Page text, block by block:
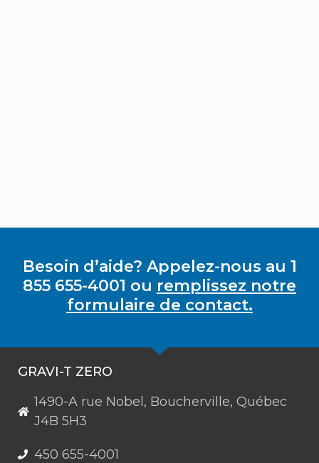
Besoin d’aide? Appelez-nous au 1
855 655-4001 ou remplissez notre
formulaire de contact.
GRAVI-T ZERO
1490-A rue Nobel, Boucherville, Québec
J4B 5H3
450 655-4001